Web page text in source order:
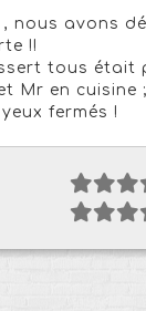
, nous avons
!!
tous était
Mr en cuisine
fermés !